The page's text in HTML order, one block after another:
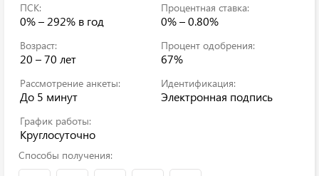
ПСК:
0% – 292% в год
Процентная ставка:
0% – 0.80%
Возраст:
20 – 70 лет
Процент одобрения:
67%
Рассмотрение анкеты:
До 5 минут
Идентификация:
Электронная подпись
График работы:
Круглосуточно
Способы получения: